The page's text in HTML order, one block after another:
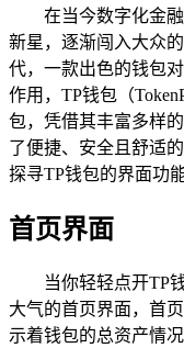
在当今数字化金
新星，逐渐闯入大众
代，一款出色的钱包
作用，TP钱包（
包，凭借其丰富多样
了便捷、安全且舒适的
探寻TP钱包的界面功能
首页界面
当你轻轻点开TP
大气的首页界面，首
示着钱包的总资产情